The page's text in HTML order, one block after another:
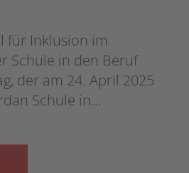
für Inklusion im
Schule in den Beruf
der am 24. April 2025
Schule in…